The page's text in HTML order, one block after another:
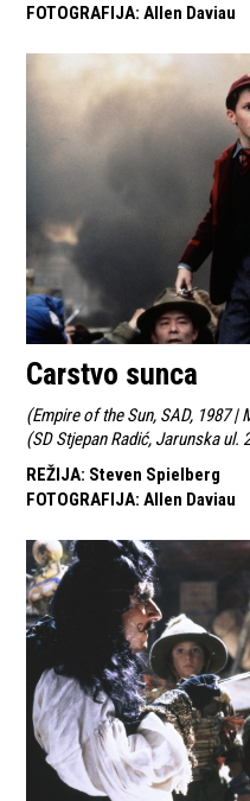
FOTOGRAFIJA: Allen Daviau
Carstvo sunca
(Empire of the Sun, SAD, 1987
(SD Stjepan Radić, Jarunska ul.
REŽIJA: Steven Spielberg
FOTOGRAFIJA: Allen Daviau